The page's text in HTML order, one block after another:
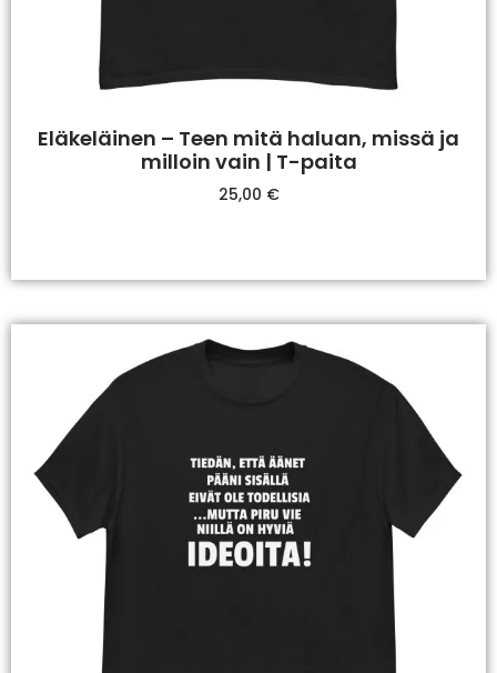
Eläkeläinen – Teen mitä haluan, missä ja
milloin vain | T-paita
25,00 €